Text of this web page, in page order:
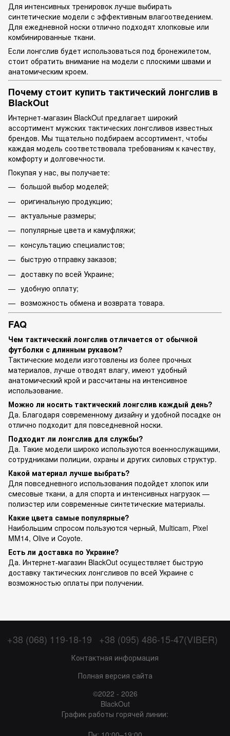
Для интенсивных тренировок лучше выбирать
синтетические модели с эффективным влагоотведением.
Для ежедневной носки отлично подходят хлопковые или
комбинированные ткани.
Если лонгслив будет использоваться под бронежилетом,
стоит обратить внимание на модели с плоскими швами и
анатомическим кроем.
Почему стоит купить тактический лонгслив в
BlackOut
Интернет-магазин BlackOut предлагает широкий
ассортимент мужских тактических лонгсливов известных
брендов. Мы тщательно подбираем ассортимент, чтобы
каждая модель соответствовала требованиям к качеству,
комфорту и долговечности.
Покупая у нас, вы получаете:
большой выбор моделей;
оригинальную продукцию;
актуальные размеры;
популярные цвета и камуфляжи;
консультацию специалистов;
быструю отправку заказов;
доставку по всей Украине;
удобную оплату;
возможность обмена и возврата товара.
FAQ
Чем тактический лонгслив отличается от обычной
футболки с длинным рукавом?
Тактические модели изготовлены из более прочных
материалов, лучше отводят влагу, имеют удобный
анатомический крой и рассчитаны на интенсивное
использование.
Можно ли носить тактический лонгслив каждый день?
Да. Благодаря современному дизайну и удобной посадке он
отлично подходит для повседневной носки.
Подходит ли лонгслив для службы?
Да. Такие модели широко используются военнослужащими,
сотрудниками полиции, охраны и других силовых структур.
Какой материал лучше выбрать?
Для повседневного использования подойдет хлопок или
смесовые ткани, а для спорта и интенсивных нагрузок —
полиэстер или современные синтетические материалы.
Какие цвета самые популярные?
Наибольшим спросом пользуются черный, Multicam, Pixel
MM14, Olive и Coyote.
Есть ли доставка по Украине?
Да. Интернет-магазин BlackOut осуществляет быструю
доставку тактических лонгсливов по всей Украине с
возможностью оплаты при получении.
+38 (068) 119-18-19 +38 (095) 486-15-47(VIBER)
Контактная информация
Полная версия сайта
©2022 - 2026
BlackOut
График работы горячей линии: